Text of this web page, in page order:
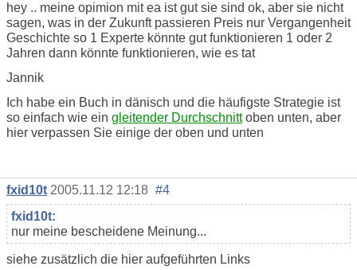
hey .. meine opimion mit ea ist gut sie sind ok, aber sie nicht
sagen, was in der Zukunft passieren Preis nur Vergangenheit
Geschichte so 1 Experte könnte gut funktionieren 1 oder 2
Jahren dann könnte funktionieren, wie es tat
Jannik
Ich habe ein Buch in dänisch und die häufigste Strategie ist
so einfach wie ein gleitender Durchschnittoben unten, aber
hier verpassen Sie einige der oben und unten
fxid10t 2005.11.12 12:18 #4
fxid10t:
nur meine bescheidene Meinung...
siehe zusätzlich die hier aufgeführten Links